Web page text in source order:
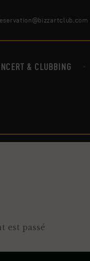
& CLUBBING
est passé